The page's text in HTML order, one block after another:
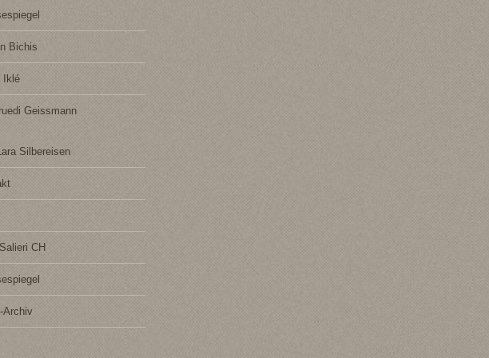
Bichis
Iklé
Geissmann
Lara Silbereisen
CH
Archiv